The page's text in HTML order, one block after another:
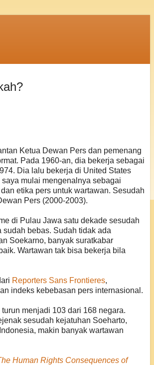
Ketua Dewan Pers dan pemenang
Pada 1960-an, dia bekerja sebagai
Dia lalu bekerja di United States
mulai mengenalnya sebagai
etika pers untuk wartawan. Sesudah
Pers (2000-2003).
di Pulau Jawa satu dekade sesudah
bebas. Sudah tidak ada
Soekarno, banyak suratkabar
Wartawan tak bisa bekerja bila
Reporters Sans Frontieres,
indeks kebebasan pers internasional.
menjadi 103 dari 168 negara.
sesudah kejatuhan Soeharto,
makin banyak wartawan
Human Rights Consequences of